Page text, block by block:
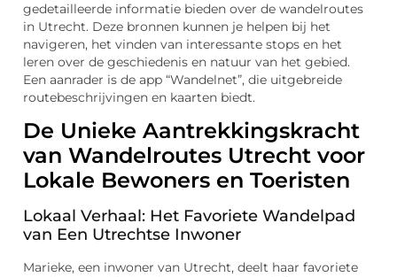
gedetailleerde informatie bieden over de wandelroutes
in Utrecht. Deze bronnen kunnen je helpen bij het
navigeren, het vinden van interessante stops en het
leren over de geschiedenis en natuur van het gebied.
Een aanrader is de app “Wandelnet”, die uitgebreide
routebeschrijvingen en kaarten biedt.
De Unieke Aantrekkingskracht
van Wandelroutes Utrecht voor
Lokale Bewoners en Toeristen
Lokaal Verhaal: Het Favoriete Wandelpad
van Een Utrechtse Inwoner
Marieke, een inwoner van Utrecht, deelt haar favoriete